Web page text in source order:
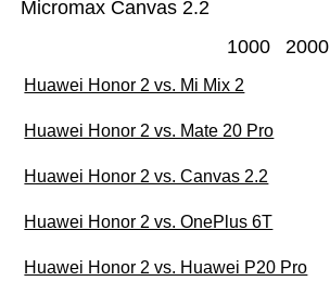
Micromax Canvas 2.2
1000 2000
Huawei Honor 2 vs. Mi Mix 2
Huawei Honor 2 vs. Mate 20 Pro
Huawei Honor 2 vs. Canvas 2.2
Huawei Honor 2 vs. OnePlus 6T
Huawei Honor 2 vs. Huawei P20 Pro